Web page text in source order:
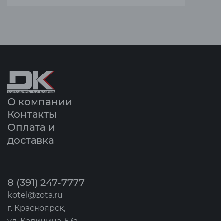
О компании
Контакты
Оплата и
доставка
8 (391) 247-7777
kotel@zota.ru
г. Красноярск,